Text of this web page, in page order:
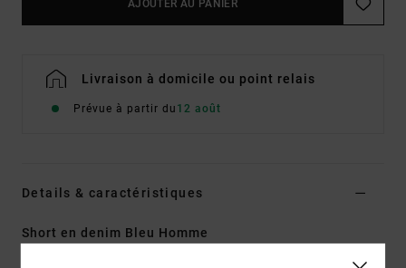
AJOUTER AU PANIER
Livraison à domicile ou point relais
Prévue à partir du 12 août
Details & caractéristiques
Short en denim Bleu Homme